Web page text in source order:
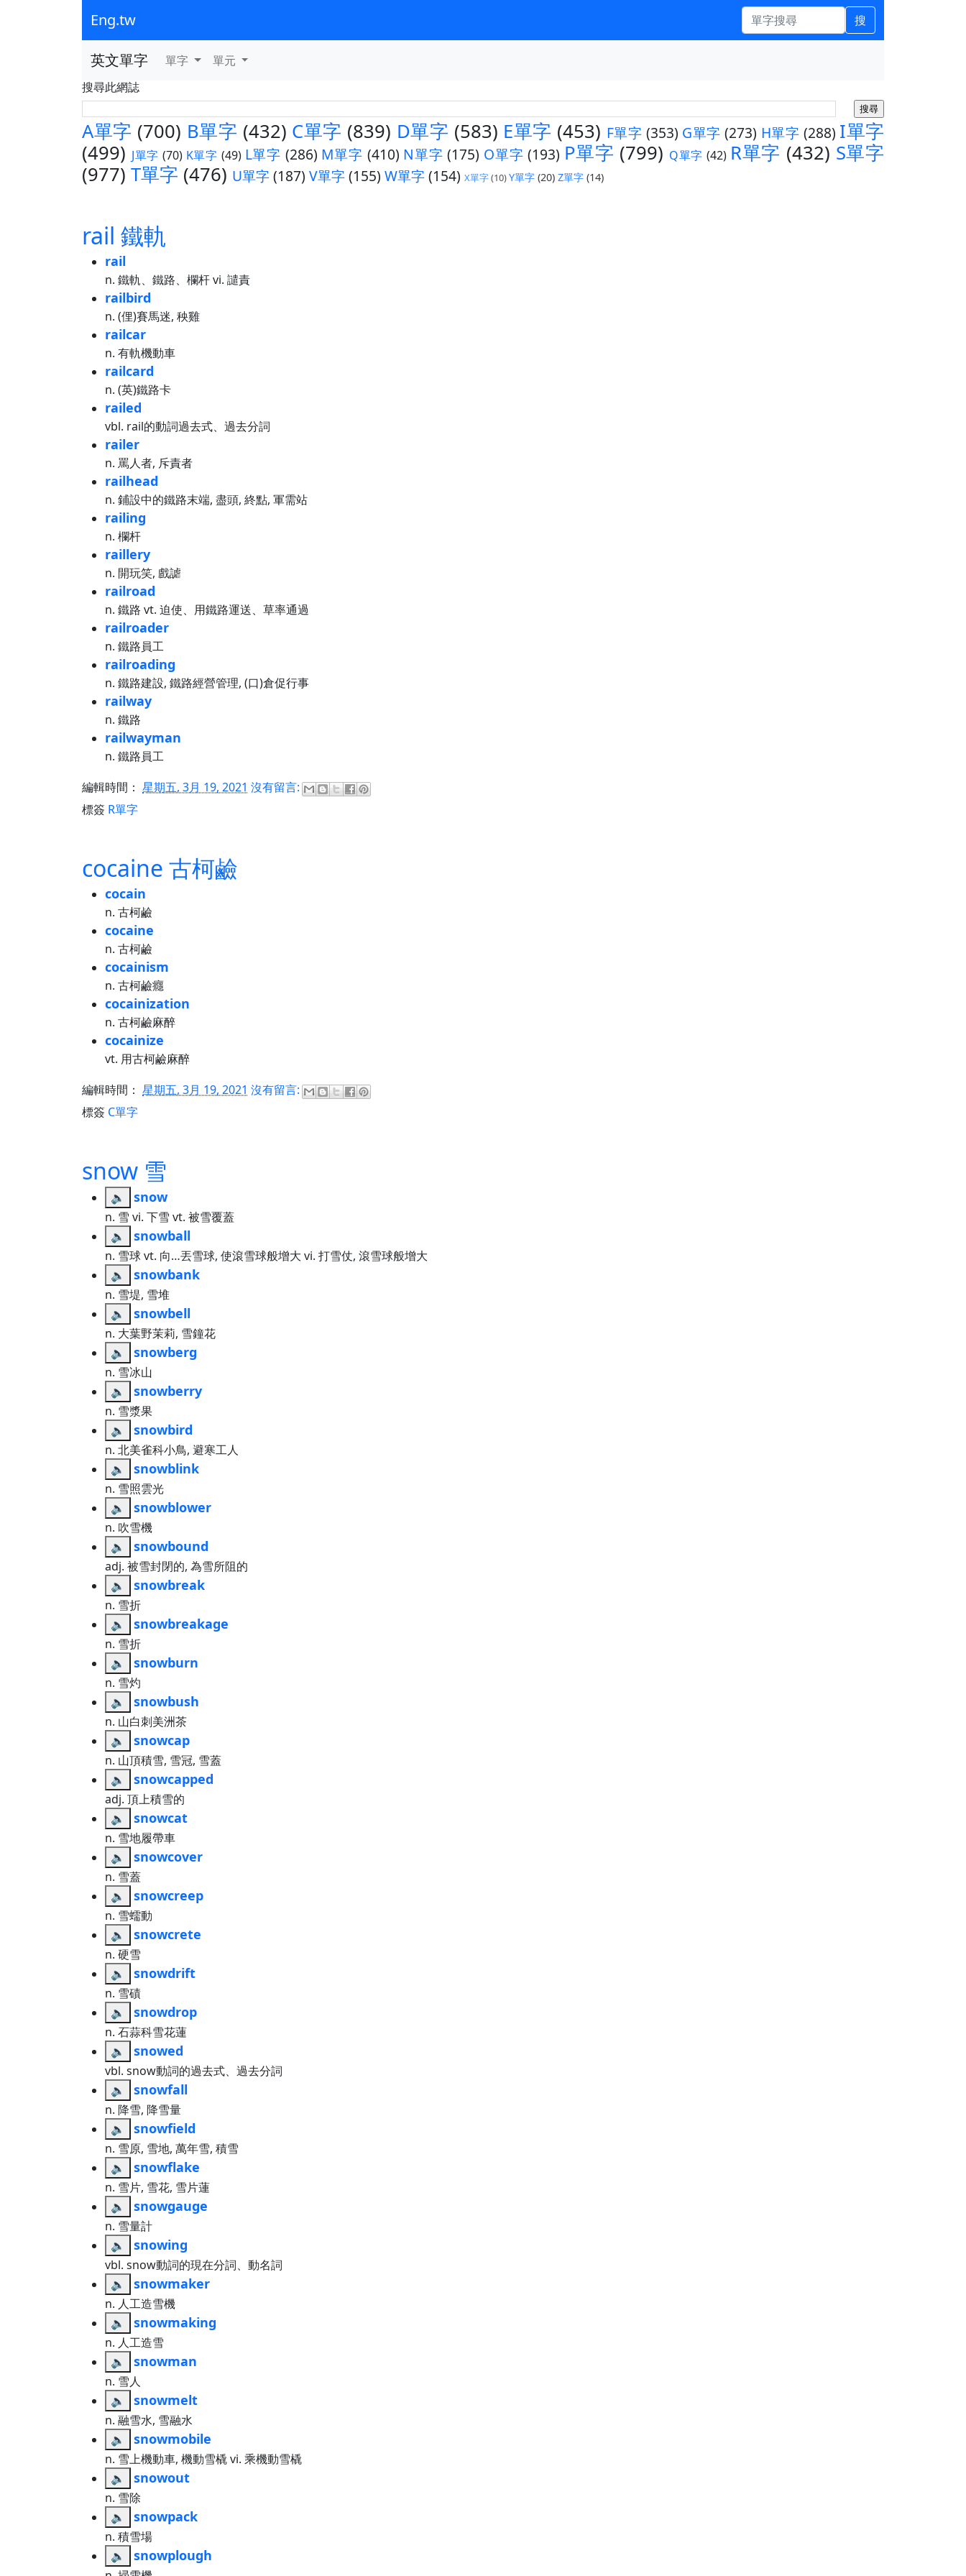
Eng.tw 搜
英文單字 單字
單元
搜尋此網誌
A單字 (700) B單字 (432) C單字 (839) D單字 (583) E單字 (453) F單字 (353) G單字 (273) H單字 (288) I單字
(499) J單字 (70) K單字 (49) L單字 (286) M單字 (410) N單字 (175) O單字 (193) P單字 (799) Q單字 (42) R單字 (432) S單字
(977) T單字 (476) U單字(187) V單字(155) W單字(154) X單字(10)Y單字 (20) Z單字 (14)
rail 鐵軌
rail
n. 鐵軌、鐵路、欄杆 vi. 譴責
railbird
n. (俚)賽馬迷, 秧雞
railcar
n. 有軌機動車
railcard
n. (英)鐵路卡
railed
vbl. rail的動詞過去式、過去分詞
railer
n. 罵人者, 斥責者
railhead
n. 鋪設中的鐵路末端, 盡頭, 終點, 軍需站
railing
n. 欄杆
raillery
n. 開玩笑, 戲謔
railroad
n. 鐵路 vt. 迫使、用鐵路運送、草率通過
railroader
n. 鐵路員工
railroading
n. 鐵路建設, 鐵路經營管理, (口)倉促行事
railway
n. 鐵路
railwayman
n. 鐵路員工
編輯時間： 星期五, 3月 19, 2021 沒有留言:
標簽 R單字
cocaine 古柯鹼
cocain
n. 古柯鹼
cocaine
n. 古柯鹼
cocainism
n. 古柯鹼癮
cocainization
n. 古柯鹼麻醉
cocainize
vt. 用古柯鹼麻醉
編輯時間： 星期五, 3月 19, 2021 沒有留言:
標簽 C單字
snow 雪
🔈 snow
n. 雪 vi. 下雪 vt. 被雪覆蓋
🔈
snowball
n. 雪球 vt. 向…丟雪球, 使滾雪球般增大 vi. 打雪仗, 滾雪球般增大
🔈
snowbank
n. 雪堤, 雪堆
🔈
snowbell
n. 大葉野茉莉, 雪鐘花
🔈
snowberg
n. 雪冰山
🔈
snowberry
n. 雪漿果
🔈
snowbird
n. 北美雀科小鳥, 避寒工人
🔈
snowblink
n. 雪照雲光
🔈
snowblower
n. 吹雪機
🔈
snowbound
adj. 被雪封閉的, 為雪所阻的
🔈
snowbreak
n. 雪折
🔈
snowbreakage
n. 雪折
🔈
snowburn
n. 雪灼
🔈
snowbush
n. 山白刺美洲茶
🔈
snowcap
n. 山頂積雪, 雪冠, 雪蓋
🔈
snowcapped
adj. 頂上積雪的
🔈
snowcat
n. 雪地履帶車
🔈
snowcover
n. 雪蓋
🔈
snowcreep
n. 雪蠕動
🔈
snowcrete
n. 硬雪
🔈
snowdrift
n. 雪磧
🔈
snowdrop
n. 石蒜科雪花蓮
🔈
snowed
vbl. snow動詞的過去式、過去分詞
🔈
snowfall
n. 降雪, 降雪量
🔈
snowfield
n. 雪原, 雪地, 萬年雪, 積雪
🔈
snowflake
n. 雪片, 雪花, 雪片蓮
🔈
snowgauge
n. 雪量計
🔈
snowing
vbl. snow動詞的現在分詞、動名詞
🔈
snowmaker
n. 人工造雪機
🔈
snowmaking
n. 人工造雪
🔈
snowman
n. 雪人
🔈
snowmelt
n. 融雪水, 雪融水
🔈
snowmobile
n. 雪上機動車, 機動雪橇 vi. 乘機動雪橇
🔈
snowout
n. 雪除
🔈
snowpack
n. 積雪場
🔈
snowplough